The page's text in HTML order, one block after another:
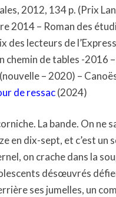
2012, 134 p. (Prix
2014 – Roman des
des lecteurs de
chemin de tables -2016 –
– 2020) –
de ressac(2024)
La bande. On
en dix-sept, et c’est un
on crache dans la
désœuvrés
ses jumelles, un